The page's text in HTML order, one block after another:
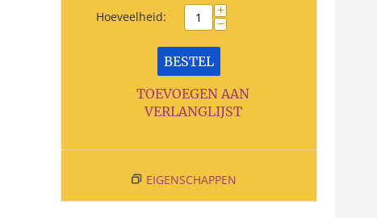
Hoeveelheid: +
−
BESTEL
TOEVOEGEN AAN
VERLANGLIJST
EIGENSCHAPPEN